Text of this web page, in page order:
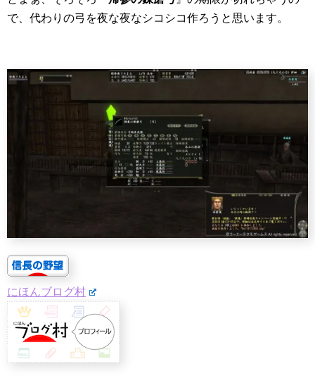
で、代わりの弓を夜な夜なシコシコ作ろうと思います。
にほんブログ村